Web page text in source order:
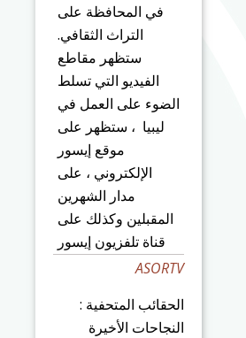
في المحافظة على
التراث الثقافي.
ستظهر مقاطع
الفيديو التي تسلط
الضوء على العمل في
ليبيا ، ستظهر على
موقع إيسور
الإلكتروني ، على
مدار الشهرين
المقبلين وكذلك على
قناة تلفزيون إيسور
ASORTV
الحقائب المتحفية :
النجاحات الأخيرة